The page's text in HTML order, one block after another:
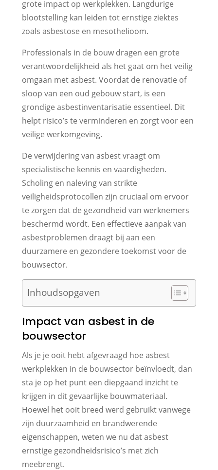
grote impact op werkplekken. Langdurige
blootstelling kan leiden tot ernstige ziektes
zoals asbestose en mesothelioom.
Professionals in de bouw dragen een grote
verantwoordelijkheid als het gaat om het veilig
omgaan met asbest. Voordat de renovatie of
sloop van een oud gebouw start, is een
grondige asbestinventarisatie essentieel. Dit
helpt risico’s te verminderen en zorgt voor een
veilige werkomgeving.
De verwijdering van asbest vraagt om
specialistische kennis en vaardigheden.
Scholing en naleving van strikte
veiligheidsprotocollen zijn cruciaal om ervoor
te zorgen dat de gezondheid van werknemers
beschermd wordt. Een effectieve aanpak van
asbestproblemen draagt bij aan een
duurzamere en gezondere toekomst voor de
bouwsector.
Inhoudsopgaven
Impact van asbest in de
bouwsector
Als je je ooit hebt afgevraagd hoe asbest
werkplekken in de bouwsector beïnvloedt, dan
sta je op het punt een diepgaand inzicht te
krijgen in dit gevaarlijke bouwmateriaal.
Hoewel het ooit breed werd gebruikt vanwege
zijn duurzaamheid en brandwerende
eigenschappen, weten we nu dat asbest
ernstige gezondheidsrisico’s met zich
meebrengt.